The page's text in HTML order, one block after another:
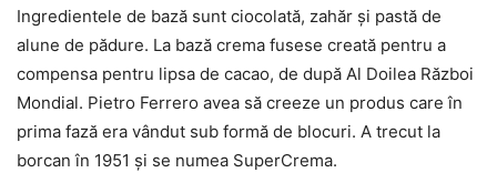
Ingredientele de bază sunt ciocolată, zahăr şi pastă de
alune de pădure. La bază crema fusese creată pentru a
compensa pentru lipsa de cacao, de după Al Doilea Război
Mondial. Pietro Ferrero avea să creeze un produs care în
prima fază era vândut sub formă de blocuri. A trecut la
borcan în 1951 şi se numea SuperCrema.